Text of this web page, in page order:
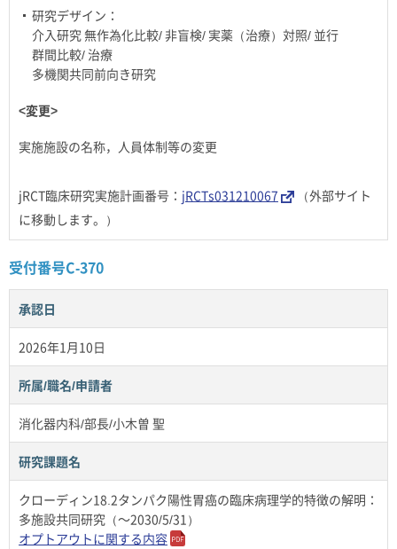
研究デザイン：
介入研究 無作為化比較/ 非盲検/ 実薬（治療）対照/ 並行
群間比較/ 治療
多機関共同前向き研究
<変更>
実施施設の名称，人員体制等の変更
jRCT臨床研究実施計画番号： jRCTs031210067
（外部サイト
に移動します。）
受付番号C-370
承認日
2026年1月10日
所属/職名/申請者
消化器内科/部長/小木曽 聖
研究課題名
クローディン18.2タンパク陽性胃癌の臨床病理学的特徴の解明：
多施設共同研究（～2030/5/31）
オプトアウトに関する内容